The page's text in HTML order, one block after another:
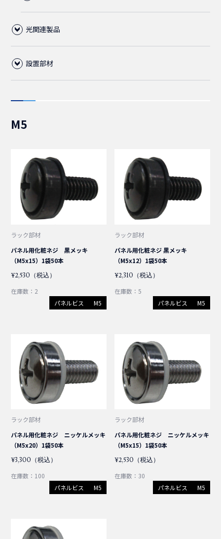
5m
4.5m
マウントタイプ
光関連製品
光ファイバーケーブル
SM(シングルモード)
LC/LC
OM2
SC/SC
LC/SC
LC/LC
SC/SC
単芯
SM(シングルモード)
SC/SC
MM(マルチモード)
LC/LC
SC/SC
2芯
SM(シングルモード)
LC/SCOM2
LC/SC
LC/LC
SC/SC
OM4
LC/SC
光FO(FanOut)コード
4芯
SM(シングルモード)
SC/OPEN
LC/OPEN
OM3
SC/OPEN
LC/OPEN
MPO(MTP)パッチコード
OM4
MM(マルチモード)
OM4
設置部材
ライナー
M5
ラック部材
パネル用化粧ネジ 黒メッキ
（M5x15）1袋50本
¥2,530（税込）
在庫数：2
パネルビス
M5
ラック部材
パネル用化粧ネジ 黒メッキ
（M5x12）1袋50本
¥2,310（税込）
在庫数：5
パネルビス
M5
ラック部材
パネル用化粧ネジ ニッケルメッキ
（M5x20）1袋50本
¥3,300（税込）
在庫数：100
パネルビス
M5
ラック部材
パネル用化粧ネジ ニッケルメッキ
（M5x15）1袋50本
¥2,530（税込）
在庫数：30
パネルビス
M5